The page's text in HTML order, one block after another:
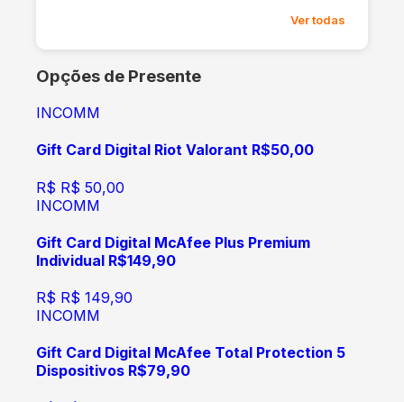
Ver todas
Opções de Presente
INCOMM
Gift Card Digital Riot Valorant R$50,00
R$ R$ 50,00
INCOMM
Gift Card Digital McAfee Plus Premium
Individual R$149,90
R$ R$ 149,90
INCOMM
Gift Card Digital McAfee Total Protection 5
Dispositivos R$79,90